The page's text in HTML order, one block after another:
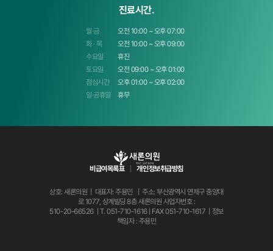
비급여목록표 개인정보취급방침
상호: 새론의원 | 대표자: 주용민 | 주소: 부산광역시 연제구 중앙대
로 1077, 상계빌딩 8층 새론의원 사업자번호 :
510-20-66526 | T.051-710-1616| FAX 051-710-1617 | 정보
책임자 : 주용민
진료시간.
월·금
오전 10:00 ~ 오후 07:00
화 · 목
오전 10:00 ~ 오후 09:00
수요일
휴진
토요일
오전 09:00 ~ 오후 01:00
점심시간
오후 01:00 ~ 오후 02:00
일·공휴일
휴무